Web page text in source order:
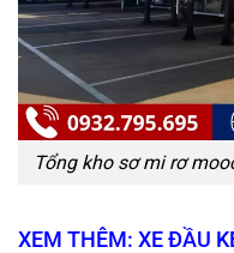
Tổng kho sơ mi rơ
XEM THÊM: XE ĐẦU